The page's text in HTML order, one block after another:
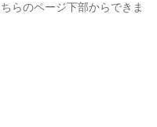
らのページ下部からできま